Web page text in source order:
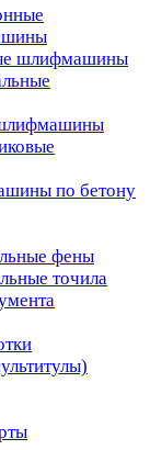
шлифмашины
по бетону
фены
точила